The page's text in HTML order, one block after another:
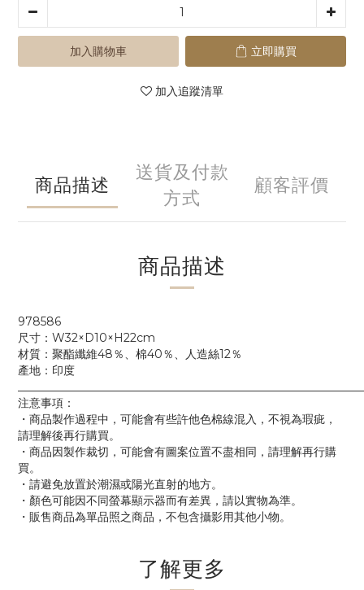
加入購物車 立即購買
加入追蹤清單
商品描述
送貨及付款
方式
顧客評價
商品描述
978586
尺寸：W32×D10×H22cm
材質：聚酯纖維48％、棉40％、人造絲12％
產地：印度
注意事項：
・商品製作過程中，可能會有些許他色棉線混入，不視為瑕疵，
請理解後再行購買。
・商品因製作裁切，可能會有圖案位置不盡相同，請理解再行購
買。
・請避免放置於潮濕或陽光直射的地方。
・顏色可能因不同螢幕顯示器而有差異，請以實物為準。
・販售商品為單品照之商品，不包含攝影用其他小物。
了解更多